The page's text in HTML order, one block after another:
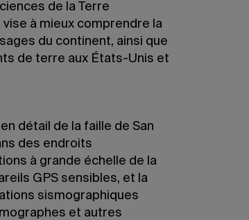
de la Terre
à mieux comprendre la
du continent, ainsi que
de terre aux États-Unis et
détail de la faille de San
des endroits
à grande échelle de la
GPS sensibles, et la
sismographiques
et autres